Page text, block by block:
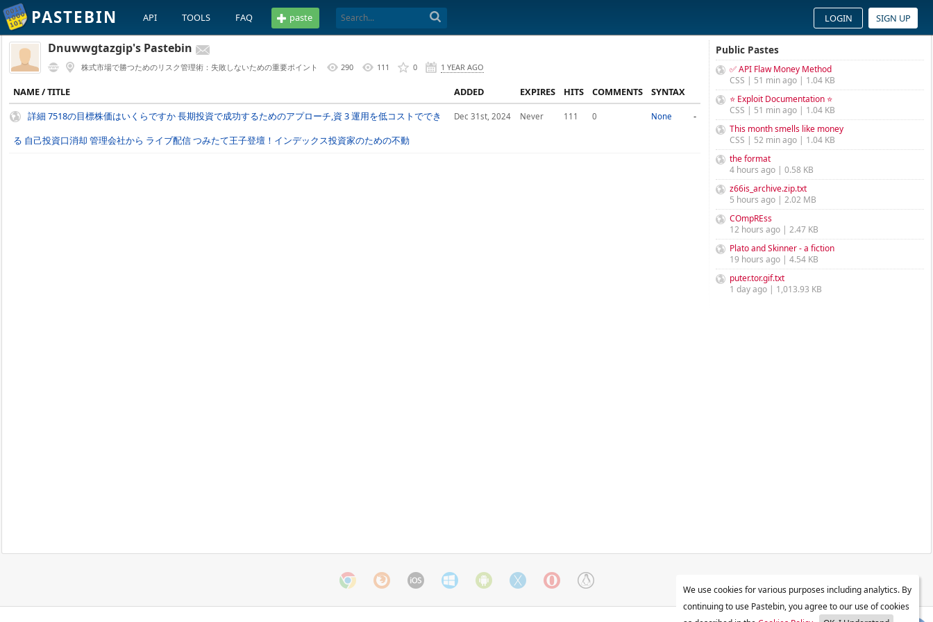
PASTEBIN API TOOLS FAQ paste LOGIN SIGN UP
Dnuwwgtazgip's Pastebin
株式市場で勝つためのリスク管理術：失敗しないための重要ポイント 290 111 0 1 YEAR AGO
NAME / TITLE ADDED EXPIRES HITS COMMENTS
SYNTAX
詳細 7518の目標株価はいくらですか 長期投資で成功するためのアプローチ,資 3 運用を低コストででき
る 自己投資口消却 管理会社から ライブ配信 つみたて王子登壇！インデックス投資家のための不動
Dec 31st, 2024 Never 111 0 None -
Public Pastes
✅ API Flaw Money Method
CSS | 51 min ago | 1.04 KB
⭐ Exploit Documentation ⭐
CSS | 51 min ago | 1.04 KB
This month smells like money
CSS | 52 min ago | 1.04 KB
the format
4 hours ago | 0.58 KB
z66is_archive.zip.txt
5 hours ago | 2.02 MB
COmpREss
12 hours ago | 2.47 KB
Plato and Skinner - a fiction
19 hours ago | 4.54 KB
puter.tor.gif.txt
1 day ago | 1,013.93 KB
We use cookies for various purposes including analytics. By
continuing to use Pastebin, you agree to our use of cookies